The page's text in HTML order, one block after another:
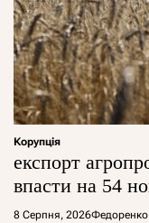
Корупція
експорт
впасти на 54
8 Серпня, 2026Федоренко